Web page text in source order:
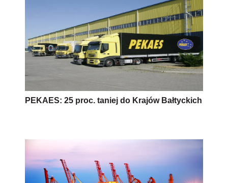
PEKAES: 25 proc. taniej do Krajów Bałtyckich